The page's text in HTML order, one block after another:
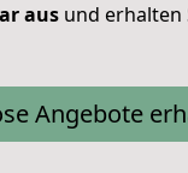
aus und erhalten
Angebote